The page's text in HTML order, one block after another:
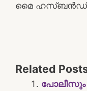
മൈ
Related
പോലീസും